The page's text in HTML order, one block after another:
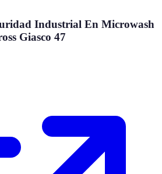
Industrial En Microwash
Giasco 47